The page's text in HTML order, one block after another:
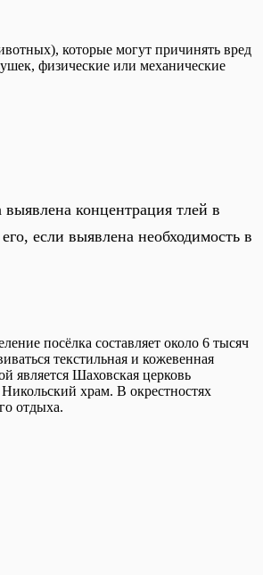
которые могут причинять вред
физические или механические
концентрация тлей в
если выявлена необходимость в
посёлка составляет около 6 тысяч
текстильная и кожевенная
является Шаховская церковь
храм. В окрестностях
отдыха.